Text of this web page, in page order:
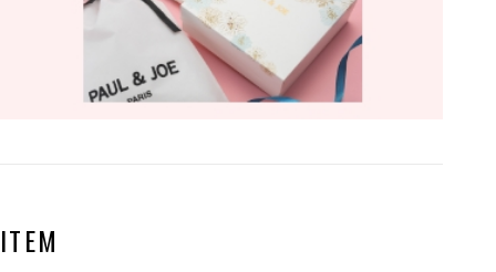
ITEM